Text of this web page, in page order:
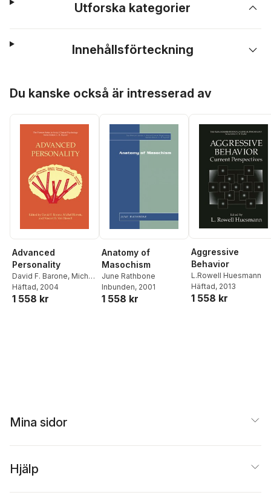
Utforska kategorier
Innehållsförteckning
Du kanske också är intresserad av
Advanced
Personality
David F. Barone, Michel
Hersen ,Vincent B. Van
Hasselt
Häftad, 2004
1 558 kr
Anatomy of
Masochism
June Rathbone
Inbunden, 2001
1 558 kr
Aggressive
Behavior
L.Rowell Huesmann
Häftad, 2013
1 558 kr
Mina sidor
Hjälp